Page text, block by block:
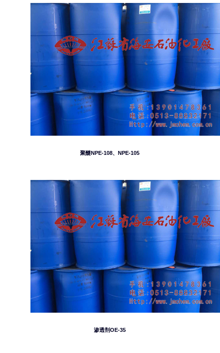
聚醚NPE-108、NPE-105
渗透剂OE-35